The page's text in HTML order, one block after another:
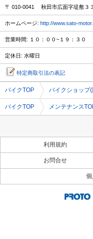
〒 010-0041 秋田市広面字堤敷３
ホームページ: http://www.sato-
営業時間: １０：００~１９：３０
定休日: 水曜日
特定商取引法の表記
バイクTOP バイクショップ
バイクTOP メンテナンス
利用規約
お問合せ